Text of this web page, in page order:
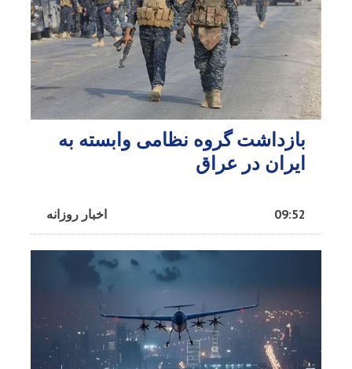
بازداشت گروه نظامی وابسته به
ایران در عراق
اخبار روزانه 09:52